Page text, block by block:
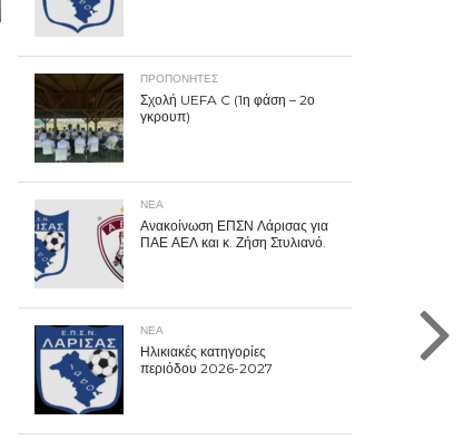
ΠΡΟΠΟΝΗΤΈΣ
Σχολή UEFA C (1η φάση – 2ο
γκρουπ)
ΝΕΑ
Ανακοίνωση ΕΠΣΝ Λάρισας για
ΠΑΕ ΑΕΛ και κ. Ζήση Στυλιανό.
ΝΕΑ
Ηλικιακές κατηγορίες
περιόδου 2026-2027